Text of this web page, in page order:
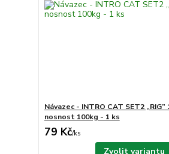
Návazec - INTRO CAT SET2 „RIG”
nosnost 100kg - 1 ks
79 Kč/ks
Zvolit variantu